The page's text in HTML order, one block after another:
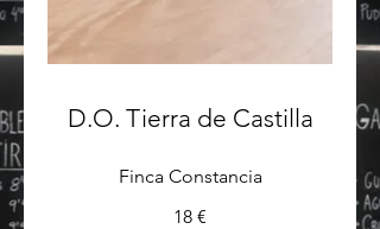
D.O. Tierra de Castilla
Finca Constancia
18 €